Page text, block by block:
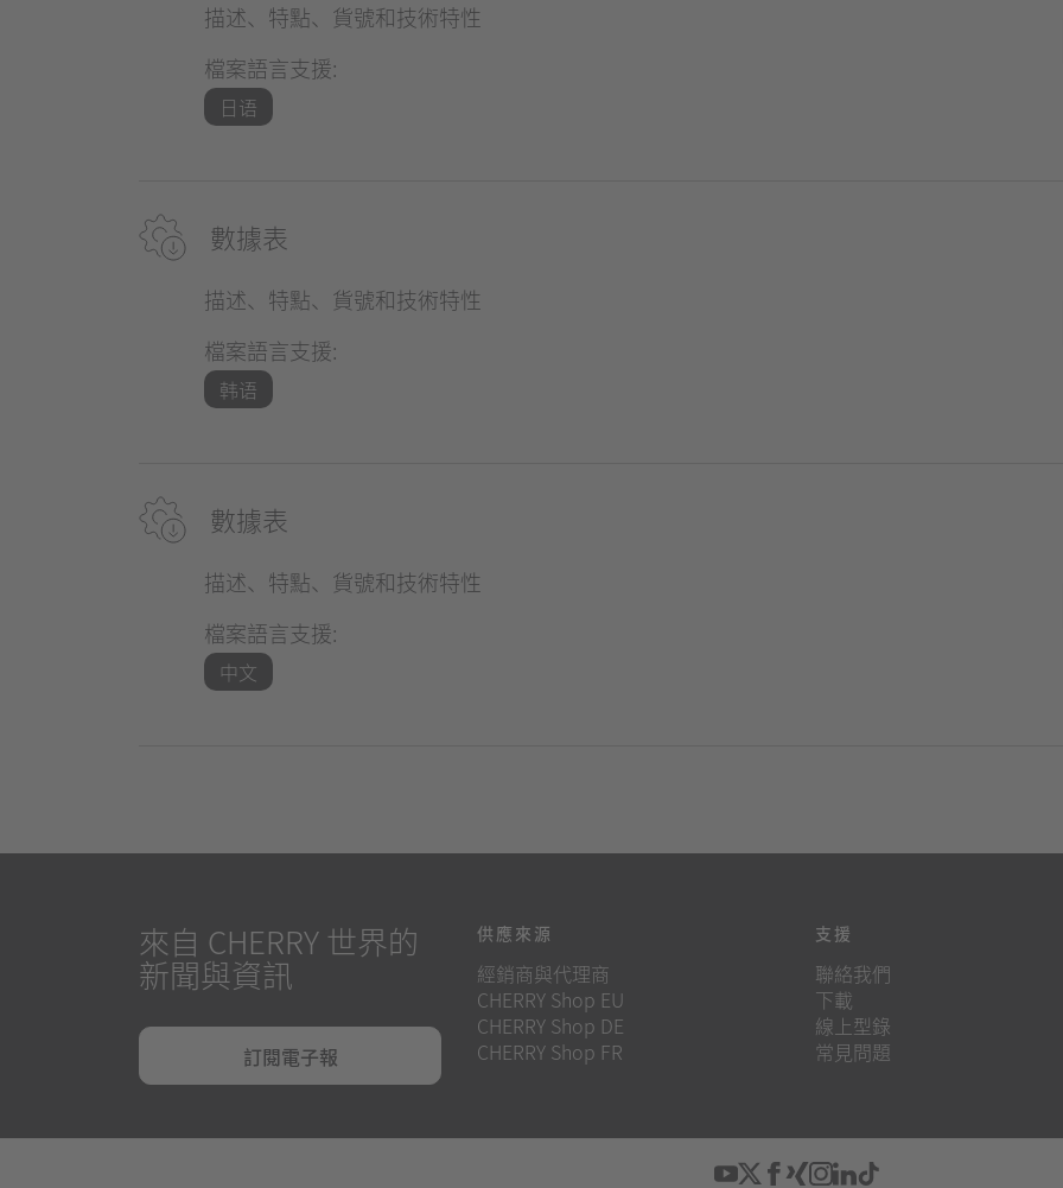
描述、特點、貨號和技術特性
檔案語言支援:
日语
數據表
描述、特點、貨號和技術特性
檔案語言支援:
韩语
數據表
描述、特點、貨號和技術特性
檔案語言支援:
中文
來自 CHERRY 世界的
新聞與資訊
訂閱電子報
供應來源
經銷商與代理商
CHERRY Shop EU
CHERRY Shop DE
CHERRY Shop FR
支援
聯絡我們
下載
線上型錄
常見問題